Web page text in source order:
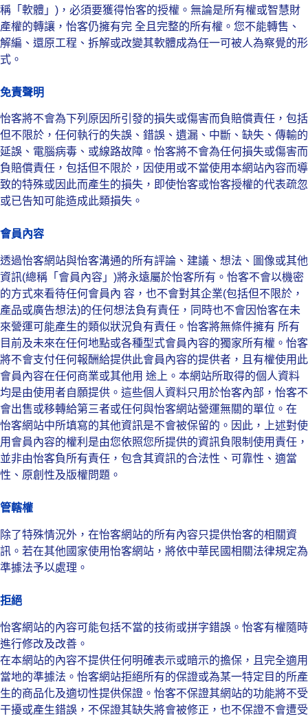
稱「軟體」)，必須要獲得怡客的授權。無論是所有權或智慧財
產權的轉讓，怡客仍擁有完 全且完整的所有權。您不能轉售、
解編、還原工程、拆解或改變其軟體成為任一可被人為察覺的形
式。
免責聲明
怡客將不會為下列原因所引發的損失或傷害而負賠償責任，包括
但不限於，任何執行的失誤、錯誤、遺漏、中斷、缺失、傳輸的
延誤、電腦病毒、或線路故障。怡客將不會為任何損失或傷害而
負賠償責任，包括但不限於，因使用或不當使用本網站內容而導
致的特殊或因此而產生的損失，即使怡客或怡客授權的代表疏忽
或已告知可能造成此類損失。
會員內容
透過怡客網站與怡客溝通的所有評論、建議、想法、圖像或其他
資訊(總稱「會員內容」)將永遠屬於怡客所有。怡客不會以機密
的方式來看待任何會員內 容，也不會對其企業(包括但不限於，
產品或廣告想法)的任何想法負有責任，同時也不會因怡客在未
來營運可能產生的類似狀況負有責任。怡客將無條件擁有 所有
目前及未來在任何地點或各種型式會員內容的獨家所有權。怡客
將不會支付任何報酬給提供此會員內容的提供者，且有權使用此
會員內容在任何商業或其他用 途上。本網站所取得的個人資料
均是由使用者自願提供。這些個人資料只用於怡客內部，怡客不
會出售或移轉給第三者或任何與怡客網站營運無關的單位。在
怡客網站中所填寫的其他資訊是不會被保留的。因此，上述對使
用會員內容的權利是由您依照您所提供的資訊負限制使用責任，
並非由怡客負所有責任，包含其資訊的合法性、可靠性、適當
性、原創性及版權問題。
管轄權
除了特殊情況外，在怡客網站的所有內容只提供怡客的相關資
訊。若在其他國家使用怡客網站，將依中華民國相關法律規定為
準據法予以處理。
拒絕
怡客網站的內容可能包括不當的技術或拼字錯誤。怡客有權隨時
進行修改及改善。
在本網站的內容不提供任何明確表示或暗示的擔保，且完全適用
當地的準據法。怡客網站拒絕所有的保證或為某一特定目的所產
生的商品化及適切性提供保證。怡客不保證其網站的功能將不受
干擾或產生錯誤，不保證其缺失將會被修正，也不保證不會遭受